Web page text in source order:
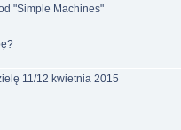
"Simple Machines"
11/12 kwietnia 2015